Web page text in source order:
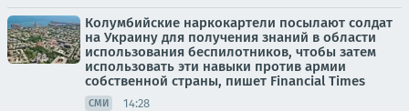
Колумбийские наркокартели посылают солдат
на Украину для получения знаний в области
использования беспилотников, чтобы затем
использовать эти навыки против армии
собственной страны, пишет Financial Times
СМИ 14:28